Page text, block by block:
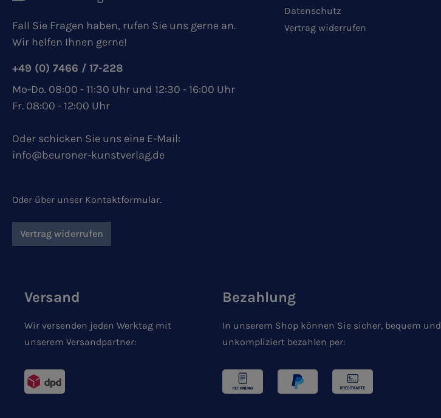
Fall Sie Fragen haben, rufen Sie uns gerne an.
Wir helfen Ihnen gerne!
+49 (0) 7466 / 17-228
Mo-Do. 08:00 - 11:30 Uhr und 12:30 - 16:00 Uhr
Fr. 08:00 - 12:00 Uhr
Oder schicken Sie uns eine E-Mail:
info@beuroner-kunstverlag.de
Oder über unser Kontaktformular.
Vertrag widerrufen
Datenschutz
Vertrag widerrufen
Versand
Wir versenden jeden Werktag mit
unserem Versandpartner:
Bezahlung
In unserem Shop können Sie sicher, bequem und
unkompliziert bezahlen per: